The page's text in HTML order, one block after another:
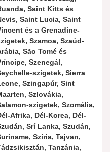
Saint Kitts és
Saint Lucia, Saint
és a Grenadine-
Szamoa, Szaúd-
São Tomé és
Szenegál,
szigetek, Sierra
Szingapúr, Sint
Szlovákia,
szigetek, Szomália,
Afrika, Dél-Korea, Dél-
Srí Lanka, Szudán,
Szíria, Tajvan,
Tanzánia,